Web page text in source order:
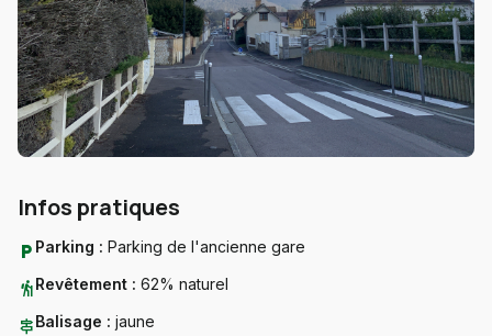
Infos pratiques
local_parking Parking : Parking de l'ancienne gare
hikingRevêtement : 62% naturel
signpostBalisage : jaune